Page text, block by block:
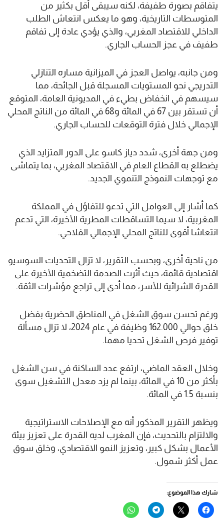
يتفاقم بصورة طفيفة، لكنه سيبقى أقل بكثير من
المتوسطات التاريخية، وهو ما يعكس انتعاش الطلب
الداخلي للاقتصاد المغربي، والذي يؤدي عادة إلى تفاقم
طفيف في عجز الحساب الجاري.
ومن جانبه، يواصل العجز في الميزانية مساره التنازلي
التدريجي نحو المستويات المسجلة قبل الجائحة، مما
سيسهم في انخفاض بطيء في المديونية العامة، المتوقع
أن تستقر بين 67 في المائة و68 في المائة من الناتج المحلي
الإجمالي خلال فترة التوقعات للحساب الجاري.
ومن جهة أخرى، شدد دياز كاسو على الدور المتزايد الذي
يضطلع به القطاع العام في الاقتصاد المغربي، بما يتماشى
مع توجهات النموذج التنموي الجديد.
كما أشار إلى العوامل التي تدعو للتفاؤل في المملكة
المغربية، لا سيما التساقطات المطرية الأخيرة، التي تدعم
انتعاشا أقوى للناتج المحلي الإجمالي الفلاحي.
من ناحية أخرى، وبحسب التقرير، لا تزال التحديات السوسيو
اقتصادية قائمة، حيث أثرت الصدمة التضخمية الأخيرة على
القدرة الشرائية للأسر، مما أدى إلى تراجع مؤشرات الثقة.
ورغم تحسن سوق الشغل في المناطق الحضرية بفضل
خلق حوالي 162.000 وظيفة في عام 2024، لا تزال مسألة
توفير فرص الشغل تحديا مهما.
وخلال العقد الماضي، ارتفع عدد الساكنة في سن الشغل
بأكثر من 10 في المائة، بينما لم يزد معدل التشغيل سوى
بنسبة 1.5 في المائة.
ويظهر التقرير المذكور أنه مع الإصلاحات الاستراتيجية
والالتزام بالتحديث، فإن المغرب لديه القدرة على تعزيز بيئة
الأعمال بشكل كبير، وتعزيز النمو الاقتصادي، وخلق سوق
عمل أكثر شمول.
شارك هذا الموضوع:
انقر
للمشاركة
النقر
للمشاركة
انقر
للمشاركة
انقر
للمشاركة